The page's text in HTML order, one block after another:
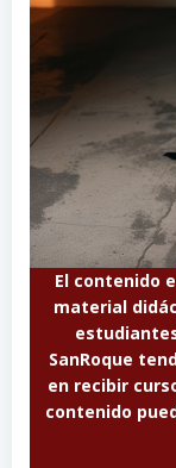
El contenido
material
SanRoque
en recibir
contenido